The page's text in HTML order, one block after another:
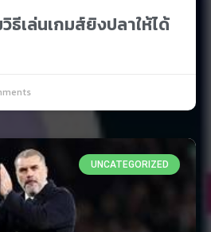
ธีเล่นเกมส์ยิงปลาให้ได้
UNCATEGORIZED